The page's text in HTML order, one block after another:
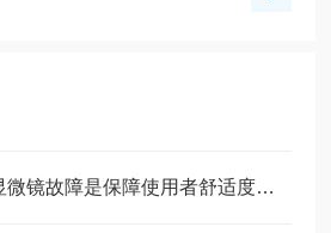
及时解决双目体视显微镜故障是保障使用者舒适度的关键